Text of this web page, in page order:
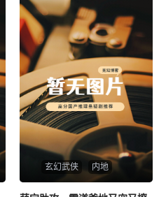
玄幻武侠 内地